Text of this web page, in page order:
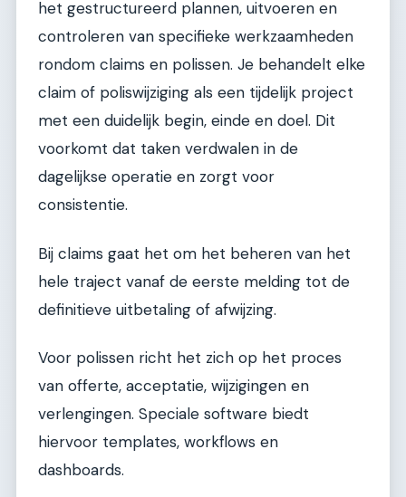
het gestructureerd plannen, uitvoeren en
controleren van specifieke werkzaamheden
rondom claims en polissen. Je behandelt elke
claim of poliswijziging als een tijdelijk project
met een duidelijk begin, einde en doel. Dit
voorkomt dat taken verdwalen in de
dagelijkse operatie en zorgt voor
consistentie.
Bij claims gaat het om het beheren van het
hele traject vanaf de eerste melding tot de
definitieve uitbetaling of afwijzing.
Voor polissen richt het zich op het proces
van offerte, acceptatie, wijzigingen en
verlengingen. Speciale software biedt
hiervoor templates, workflows en
dashboards.